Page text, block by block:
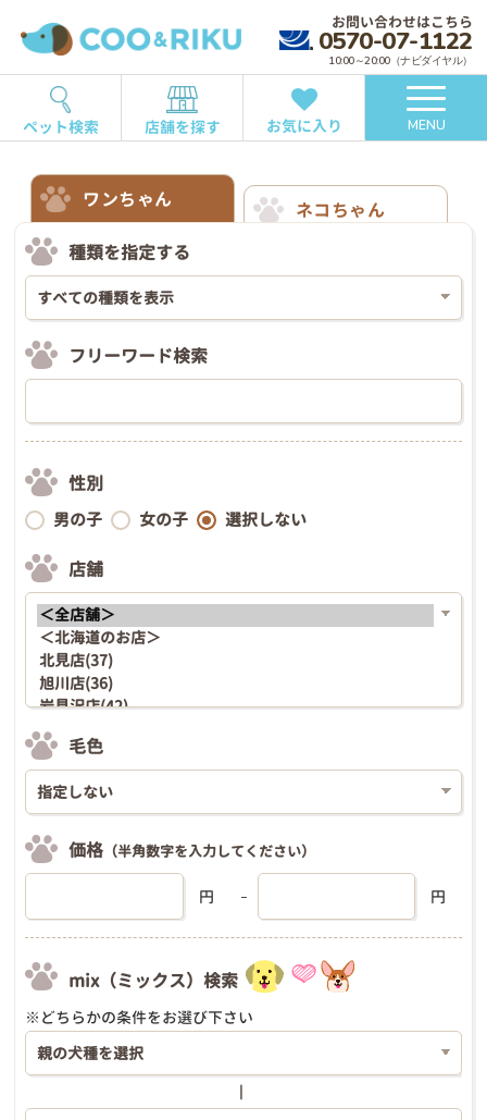
お問い合わせはこちら
0570-07-1122
10:00～20:00（ナビダイヤル）
ペット検索 店舗を探す お気に入り MENU
ワンちゃん
ネコちゃん
種類を指定する
フリーワード検索
性別
男の子 女の子 選択しない
店舗
毛色
価格 （半角数字を入力してください）
円 円
mix（ミックス）検索
※どちらかの条件をお選び下さい